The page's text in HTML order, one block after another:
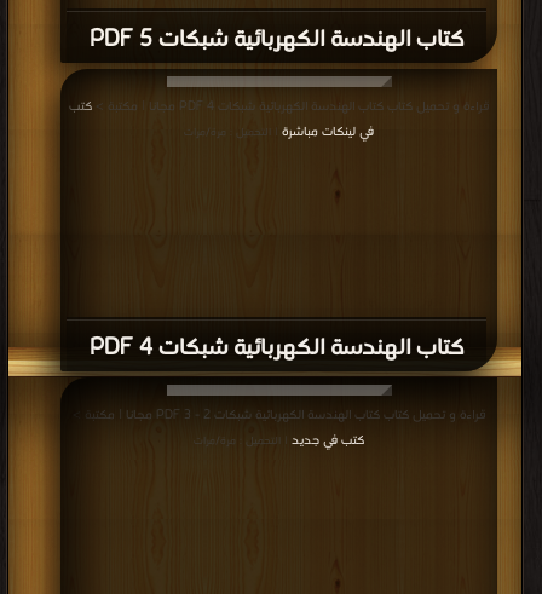
كتاب الهندسة الكهربائية شبكات 5 PDF
كتاب الهندسة الكهربائية شبكات 4 PDF
قراءة و تحميل كتاب كتاب الهندسة الكهربائية شبكات 4 PDF مجانا | مكتبة >
كتب
في لينكات مباشرة | التحميل : مرة/مرات
قراءة و تحميل كتاب كتاب الهندسة الكهربائية شبكات 2 - 3 PDF مجانا | مكتبة >
كتب في جديد | التحميل : مرة/مرات